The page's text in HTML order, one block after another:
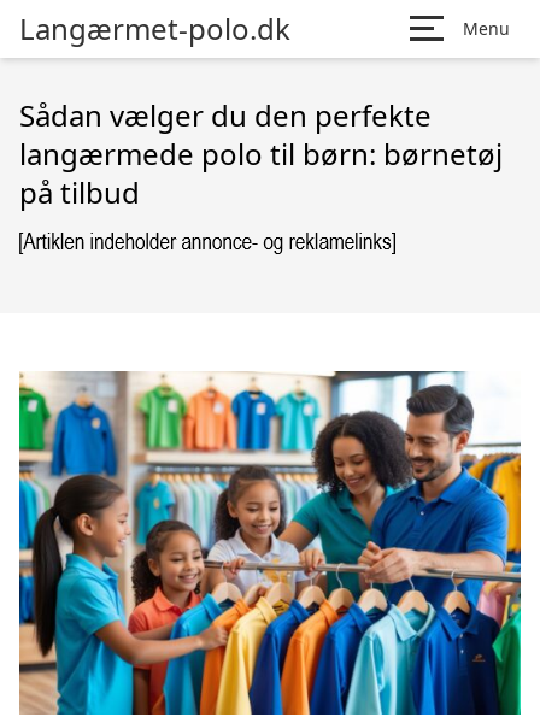
Langærmet-polo.dk Menu
Sådan vælger du den perfekte
langærmede polo til børn: børnetøj
på tilbud